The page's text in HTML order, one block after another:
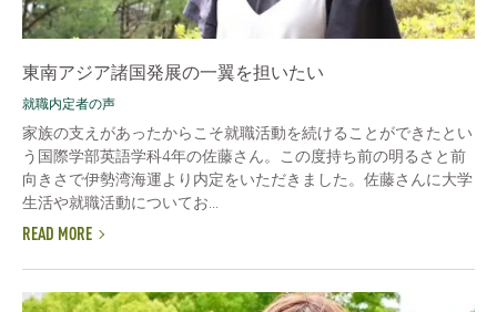
東南アジア諸国発展の一翼を担いたい
就職内定者の声
家族の支えがあったからこそ就職活動を続けることができたとい
う国際学部英語学科4年の佐藤さん。この度持ち前の明るさと前
向きさで伊勢湾海運より内定をいただきました。佐藤さんに大学
生活や就職活動についてお...
READ MORE